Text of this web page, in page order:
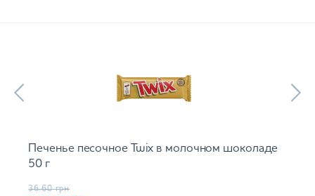
Печенье песочное Twix в молочном шоколаде
50 г
36.60 грн